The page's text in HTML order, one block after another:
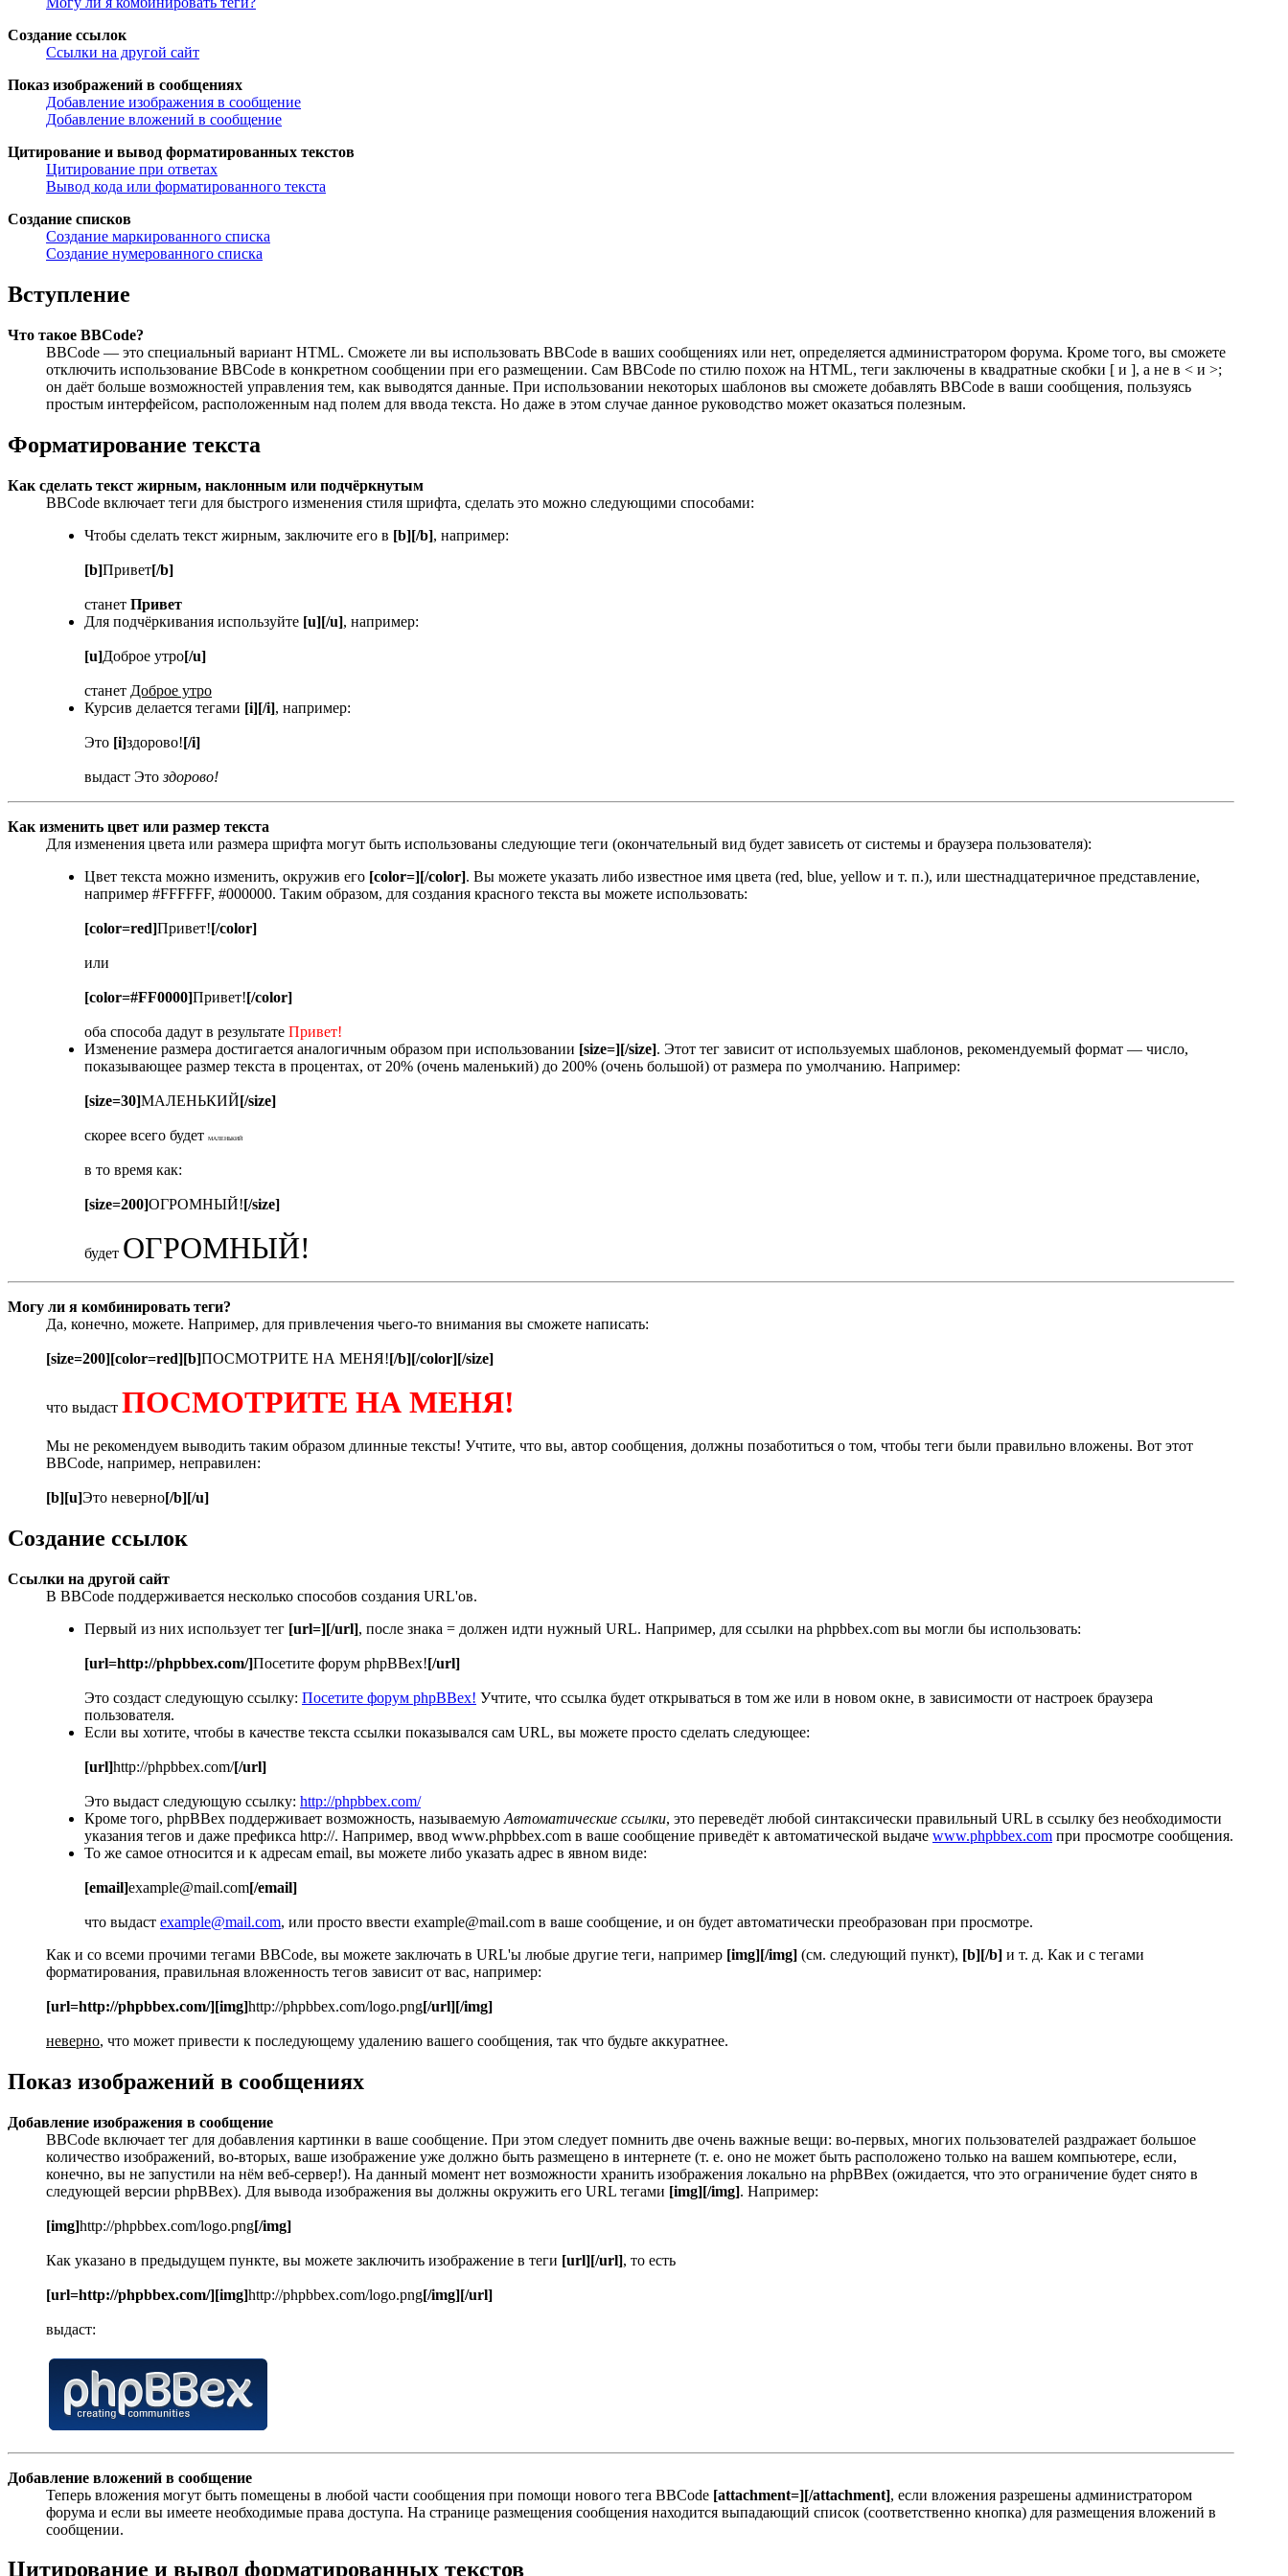
Создание ссылок
Ссылки на другой сайт
Показ изображений в сообщениях
Добавление изображения в сообщение
Добавление вложений в сообщение
Цитирование и вывод форматированных текстов
Цитирование при ответах
Вывод кода или форматированного текста
Создание списков
Создание маркированного списка
Создание нумерованного списка
Вступление
Что такое BBCode?
BBCode — это специальный вариант HTML. Сможете ли вы использовать BBCode в ваших сообщениях или нет, определяется администратором форума. Кроме того, вы сможете
отключить использование BBCode в конкретном сообщении при его размещении. Сам BBCode по стилю похож на HTML, теги заключены в квадратные скобки [ и ], а не в < и >;
он даёт больше возможностей управления тем, как выводятся данные. При использовании некоторых шаблонов вы сможете добавлять BBCode в ваши сообщения, пользуясь
простым интерфейсом, расположенным над полем для ввода текста. Но даже в этом случае данное руководство может оказаться полезным.
Форматирование текста
Как сделать текст жирным, наклонным или подчёркнутым
BBCode включает теги для быстрого изменения стиля шрифта, сделать это можно следующими способами:
Чтобы сделать текст жирным, заключите его в [b][/b], например:
[b]Привет[/b]
станет Привет
Для подчёркивания используйте [u][/u], например:
[u]Доброе утро[/u]
станет Доброе утро
Курсив делается тегами [i][/i], например:
Это [i]здорово![/i]
выдаст Этоздорово!
Как изменить цвет или размер текста
Для изменения цвета или размера шрифта могут быть использованы следующие теги (окончательный вид будет зависеть от системы и браузера пользователя):
Цвет текста можно изменить, окружив его [color=][/color]. Вы можете указать либо известное имя цвета (red, blue, yellow и т. п.), или шестнадцатеричное представление,
например #FFFFFF, #000000. Таким образом, для создания красного текста вы можете использовать:
[color=red]Привет![/color]
или
[color=#FF0000]Привет![/color]
оба способа дадут в результате Привет!
Изменение размера достигается аналогичным образом при использовании [size=][/size]. Этот тег зависит от используемых шаблонов, рекомендуемый формат — число,
показывающее размер текста в процентах, от 20% (очень маленький) до 200% (очень большой) от размера по умолчанию. Например:
[size=30]МАЛЕНЬКИЙ[/size]
скорее всего будет МАЛЕНЬКИЙ
в то время как:
[size=200]ОГРОМНЫЙ![/size]
будет ОГРОМНЫЙ!
Могу ли я комбинировать теги?
Да, конечно, можете. Например, для привлечения чьего-то внимания вы сможете написать:
[size=200][color=red][b]ПОСМОТРИТЕ НА МЕНЯ![/b][/color][/size]
что выдаст ПОСМОТРИТЕ НА МЕНЯ!
Мы не рекомендуем выводить таким образом длинные тексты! Учтите, что вы, автор сообщения, должны позаботиться о том, чтобы теги были правильно вложены. Вот этот
BBCode, например, неправилен:
[b][u]Это неверно[/b][/u]
Создание ссылок
Ссылки на другой сайт
В BBCode поддерживается несколько способов создания URL'ов.
Первый из них использует тег [url=][/url], после знака = должен идти нужный URL. Например, для ссылки на phpbbex.com вы могли бы использовать:
[url=http://phpbbex.com/]Посетите форум phpBBex![/url]
Это создаст следующую ссылку: Посетите форум phpBBex! Учтите, что ссылка будет открываться в том же или в новом окне, в зависимости от настроек браузера
пользователя.
Если вы хотите, чтобы в качестве текста ссылки показывался сам URL, вы можете просто сделать следующее:
[url]http://phpbbex.com/[/url]
Это выдаст следующую ссылку: http://phpbbex.com/
Кроме того, phpBBex поддерживает возможность, называемую Автоматические ссылки, это переведёт любой синтаксически правильный URL в ссылку без необходимости
указания тегов и даже префикса http://. Например, ввод www.phpbbex.com в ваше сообщение приведёт к автоматической выдаче www.phpbbex.com при просмотре сообщения.
То же самое относится и к адресам email, вы можете либо указать адрес в явном виде:
[email]example@mail.com[/email]
что выдаст example@mail.com, или просто ввести example@mail.com в ваше сообщение, и он будет автоматически преобразован при просмотре.
Как и со всеми прочими тегами BBCode, вы можете заключать в URL'ы любые другие теги, например [img][/img] (см. следующий пункт), [b][/b] и т. д. Как и с тегами
форматирования, правильная вложенность тегов зависит от вас, например:
[url=http://phpbbex.com/][img]http://phpbbex.com/logo.png[/url][/img]
неверно, что может привести к последующему удалению вашего сообщения, так что будьте аккуратнее.
Показ изображений в сообщениях
Добавление изображения в сообщение
BBCode включает тег для добавления картинки в ваше сообщение. При этом следует помнить две очень важные вещи: во-первых, многих пользователей раздражает большое
количество изображений, во-вторых, ваше изображение уже должно быть размещено в интернете (т. е. оно не может быть расположено только на вашем компьютере, если,
конечно, вы не запустили на нём веб-сервер!). На данный момент нет возможности хранить изображения локально на phpBBex (ожидается, что это ограничение будет снято в
следующей версии phpBBex). Для вывода изображения вы должны окружить его URL тегами [img][/img]. Например:
[img]http://phpbbex.com/logo.png[/img]
Как указано в предыдущем пункте, вы можете заключить изображение в теги [url][/url], то есть
[url=http://phpbbex.com/][img]http://phpbbex.com/logo.png[/img][/url]
выдаст:
Добавление вложений в сообщение
Теперь вложения могут быть помещены в любой части сообщения при помощи нового тега BBCode [attachment=][/attachment], если вложения разрешены администратором
форума и если вы имеете необходимые права доступа. На странице размещения сообщения находится выпадающий список (соответственно кнопка) для размещения вложений в
сообщении.
Цитирование и вывод форматированных текстов